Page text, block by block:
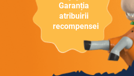
Garanția
atribuirii
recompensei